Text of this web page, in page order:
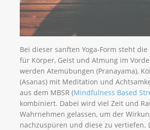
Bei dieser sanften Yoga-Form steht
für Körper, Geist und Atmung im
werden Atemübungen (Pranayama),
(Asanas) mit Meditation und
aus dem MBSR (Mindfulness Based
kombiniert. Dabei wird viel Zeit und
Wahrnehmen gelassen, um der
nachzuspüren und diese zu vertiefen.